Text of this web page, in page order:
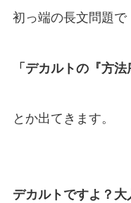
初っ端の長文問題で
「デカルトの『方
とか出てきます。
デカルトですよ？